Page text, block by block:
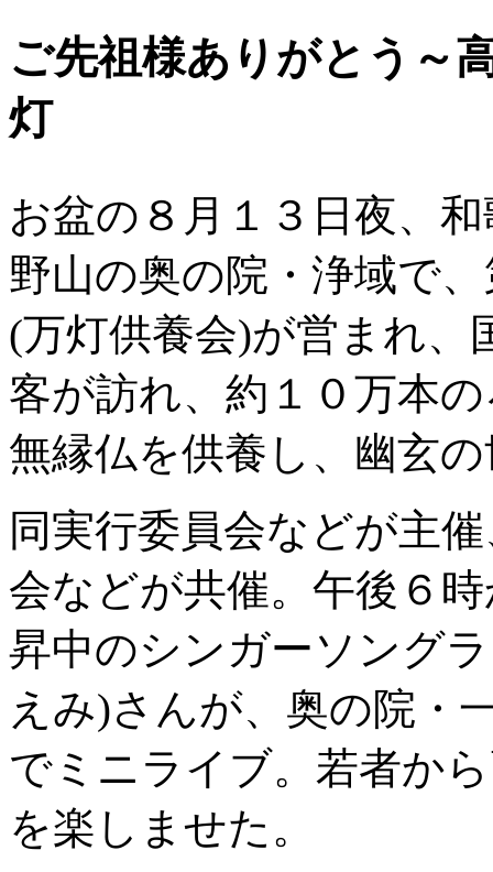
ご先祖様ありがとう～
灯
お盆の８月１３日夜、
野山の奥の院・浄域で
(万灯供養会)が営まれ、
客が訪れ、約１０万本
無縁仏を供養し、幽玄
同実行委員会などが主
会などが共催。午後６
昇中のシンガーソング
えみ)さんが、奥の院・
でミニライブ。若者か
を楽しませた。